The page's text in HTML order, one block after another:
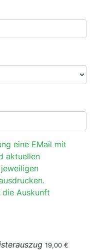
eine EMail mit
aktuellen
Auskunft
19,00 €